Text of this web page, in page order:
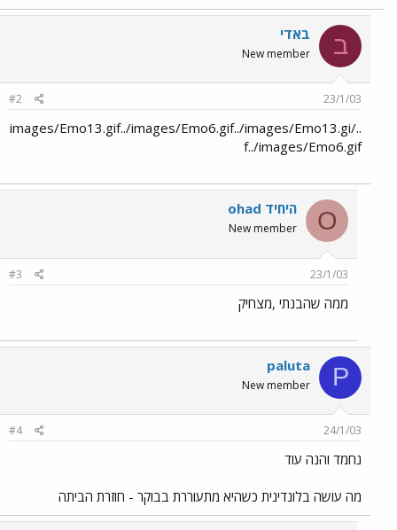
ב באדי
New member
23/1/03
#2
../images/Emo13.gif../images/Emo6.gif../images/Emo13.gi
f../images/Emo6.gif
O ohad היחיד
New member
23/1/03
#3
ממה שהבנתי ,מצחיק
P
paluta
New member
24/1/03
#4
נחמד והנה עוד
מה עושה בלונדינית כשהיא מתעוררת בבוקר - חוזרת הביתה